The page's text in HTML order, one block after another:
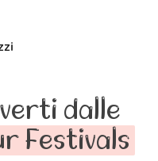
dalle
Festivals